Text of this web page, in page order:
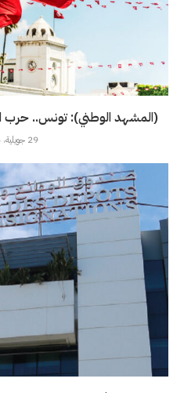
(المشهد الوطني): تونس.. حرب
29 جويلية، 2026